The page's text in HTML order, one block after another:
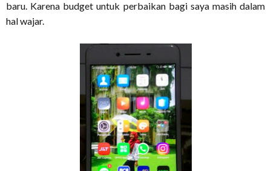
baru. Karena budget untuk perbaikan bagi saya masih dalam
hal wajar.